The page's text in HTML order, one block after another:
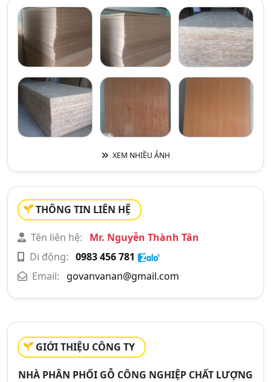
XEM NHIỀU ẢNH
THÔNG TIN LIÊN HỆ
Tên liên hệ:
Mr. Nguyễn Thành Tân
Di động: 0983 456 781
Email:
govanvanan@gmail.com
GIỚI THIỆU CÔNG TY
NHÀ PHÂN PHỐI GỖ CÔNG NGHIỆP CHẤT LƯỢNG